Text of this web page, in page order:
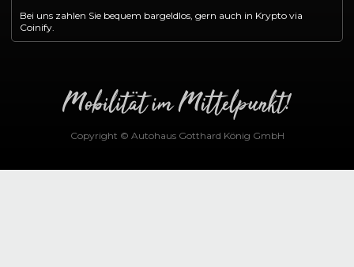
Bei uns zahlen Sie bequem bargeldlos, gern auch in Krypto via
Coinify.
Copyright © Autohaus Gotthard König GmbH